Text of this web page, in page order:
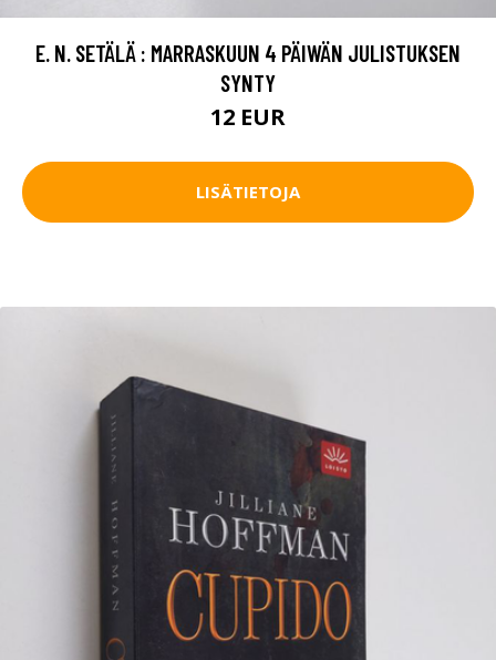
E. N. SETÄLÄ : MARRASKUUN 4 PÄIWÄN JULISTUKSEN
SYNTY
12 EUR
LISÄTIETOJA